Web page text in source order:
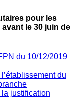
pour les
avant le 30 juin de
du 10/12/2019
du
justification